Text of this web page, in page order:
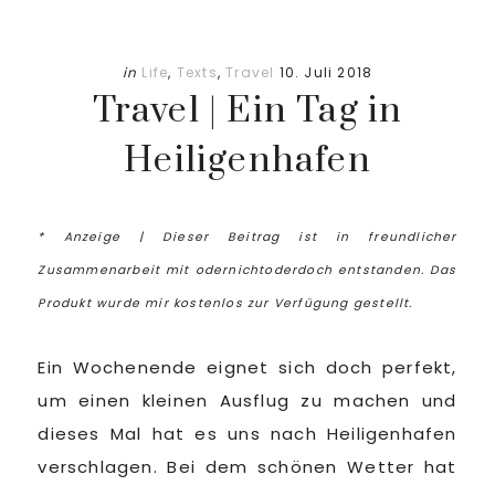
in Life, Texts,Travel 10. Juli 2018
Travel | Ein Tag in
Heiligenhafen
* Anzeige | Dieser Beitrag ist in freundlicher
Zusammenarbeit mit odernichtoderdoch entstanden. Das
Produkt wurde mir kostenlos zur Verfügung gestellt.
Ein Wochenende eignet sich doch perfekt,
um einen kleinen Ausflug zu machen und
dieses Mal hat es uns nach Heiligenhafen
verschlagen. Bei dem schönen Wetter hat